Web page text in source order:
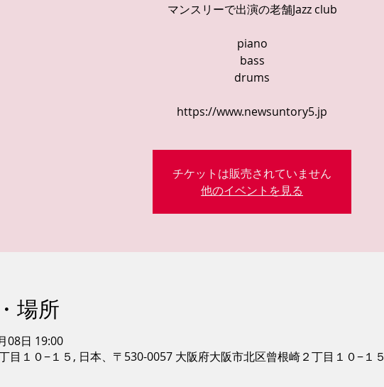
マンスリーで出演の老舗Jazz club
piano
bass
drums
https://www.newsuntory5.jp
チケットは販売されていません
他のイベントを見る
場所
08日 19:00
目１０−１５, 日本、〒530-0057 大阪府大阪市北区曾根崎２丁目１０−１５